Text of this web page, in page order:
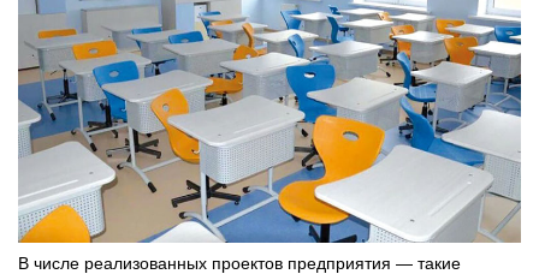
В числе реализованных проектов предприятия — такие